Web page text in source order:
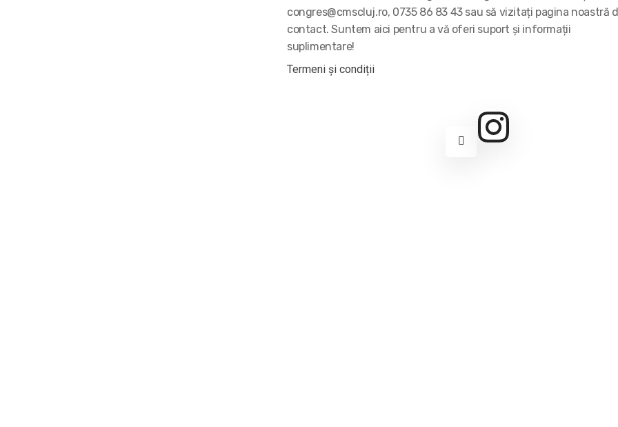
congres@cmscluj.ro, 0735 86 83 43 sau să vizitați pagina noastră
contact. Suntem aici pentru a vă oferi suport și informații
suplimentare!
Termeni și condiții